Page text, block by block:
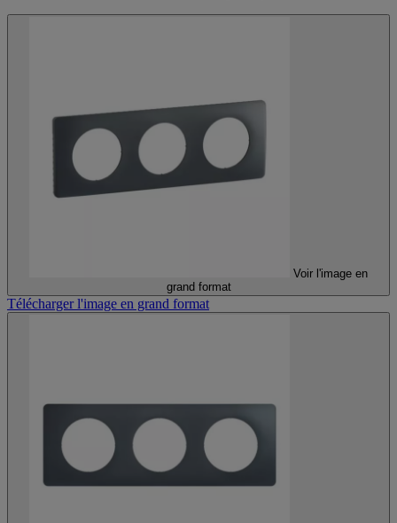
Voir l'image en
grand format
Télécharger l'image en grand format